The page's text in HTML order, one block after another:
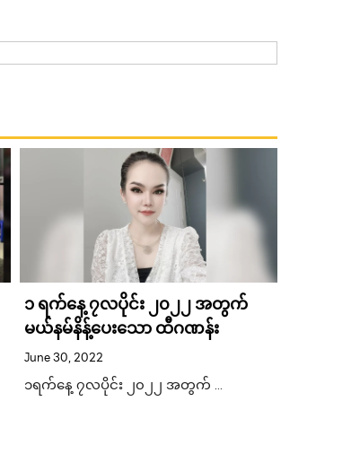
၁ ရက်နေ့ ၇လပိုင်း ၂၀၂၂ အတွက်
မယ်နမ်နိန့်ပေးသော ထီဂဏန်း
June 30, 2022
၁ရက်နေ့ ၇လပိုင်း ၂၀၂၂ အတွက် …